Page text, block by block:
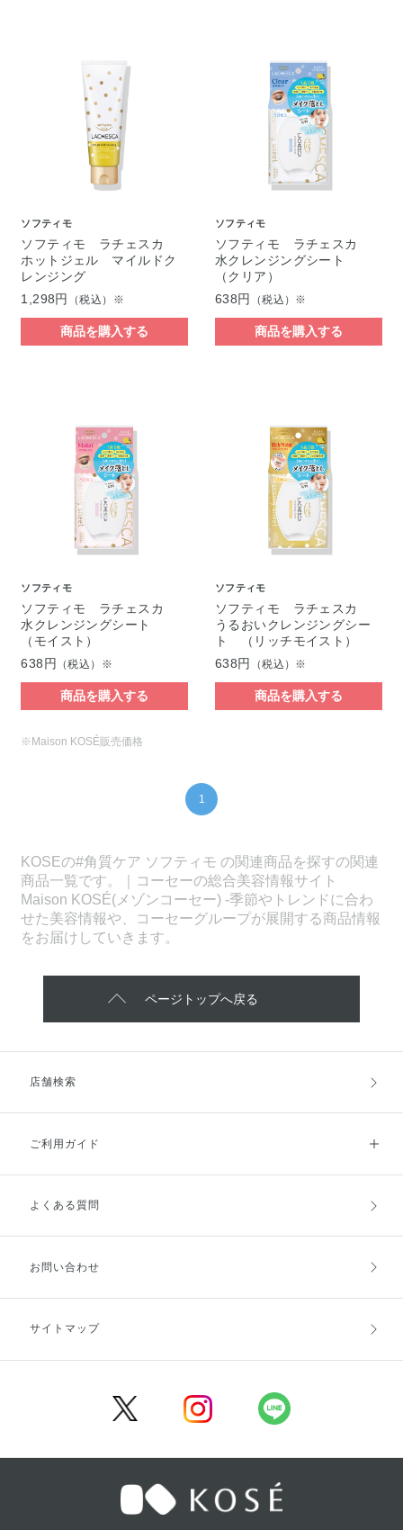
ソフティモ
ソフティモ ラチェスカ
ホットジェル マイルドク
レンジング
1,298円
（税込）※
商品を購入する
ソフティモ
ソフティモ ラチェスカ
水クレンジングシート
（クリア）
638円
（税込）※
商品を購入する
ソフティモ
ソフティモ ラチェスカ
水クレンジングシート
（モイスト）
638円 （税込）※
商品を購入する
ソフティモ
ソフティモ ラチェスカ
うるおいクレンジングシー
ト （リッチモイスト）
638円
（税込）※
商品を購入する
※Maison KOSÉ販売価格
1
KOSEの#角質ケア ソフティモ の関連商品を探すの関連
商品一覧です。｜コーセーの総合美容情報サイト
Maison KOSÉ(メゾンコーセー) -季節やトレンドに合わ
せた美容情報や、コーセーグループが展開する商品情報
をお届けしていきます。
ページトップへ戻る
店舗検索
ご利用ガイド
ご利用ガイドトップ
お支払方法
キャンセル・返品・交換
よくある質問
お問い合わせ
サイトマップ